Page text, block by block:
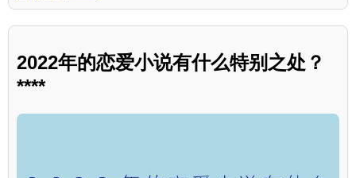
2022年的恋爱小说有什么特别之处？
****